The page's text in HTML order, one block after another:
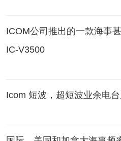
ICOM公司推出的一款海事
IC-V3500
Icom 短波，超短波业余电